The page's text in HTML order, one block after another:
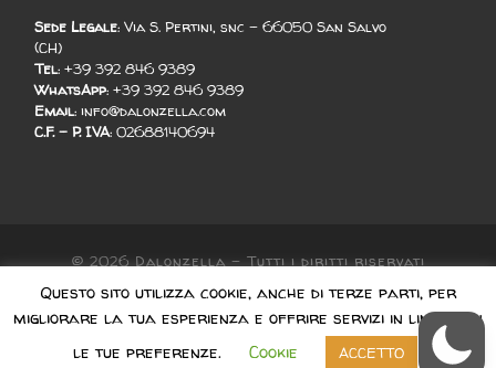
Sede Legale: Via S. Pertini, snc - 66050 San Salvo
(CH)
Tel: +39 392 846 9389
WhatsApp: +39 392 846 9389
Email: info@dalonzella.com
C.F. - P. IVA: 02688140694
© 2026 Dalonzella – Tutti i diritti riservati
Designed with Serverbit
Questo sito utilizza cookie, anche di terze parti, per
migliorare la tua esperienza e offrire servizi in linea con
le tue preferenze.
Cookie ACCETTO